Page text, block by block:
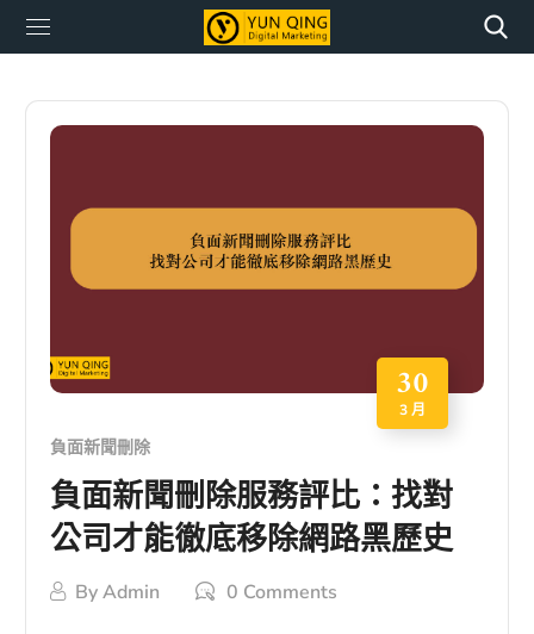
30
3 月
負面新聞刪除
負面新聞刪除服務評比：找對
公司才能徹底移除網路黑歷史
ByAdmin 0 Comments